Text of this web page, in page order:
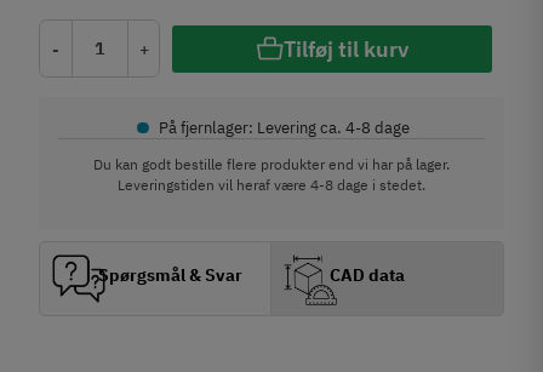
- + Tilføj til kurv
• På fjernlager: Levering ca. 4-8 dage
Du kan godt bestille flere produkter end vi har på lager.
Leveringstiden vil heraf være 4-8 dage i stedet.
Spørgsmål & Svar CAD data